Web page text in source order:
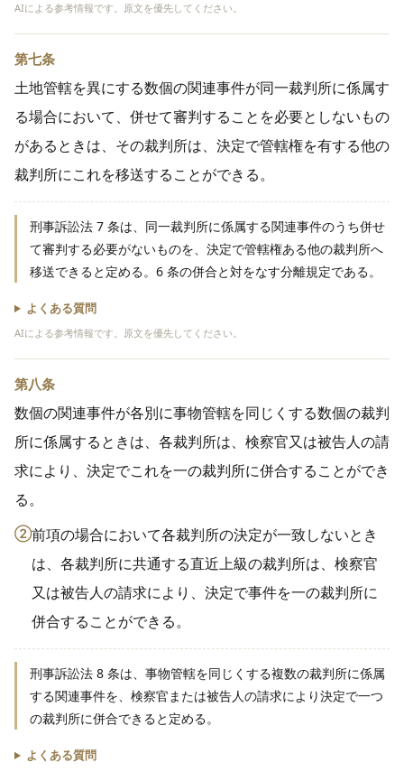
AIによる参考情報です。原文を優先してください。
第七条
土地管轄を異にする数個の関連事件が同一裁判所に係属す
る場合において、併せて審判することを必要としないもの
があるときは、その裁判所は、決定で管轄権を有する他の
裁判所にこれを移送することができる。
刑事訴訟法 7 条は、同一裁判所に係属する関連事件のうち併せ
て審判する必要がないものを、決定で管轄権ある他の裁判所へ
移送できると定める。6 条の併合と対をなす分離規定である。
よくある質問
AIによる参考情報です。原文を優先してください。
第八条
数個の関連事件が各別に事物管轄を同じくする数個の裁判
所に係属するときは、各裁判所は、検察官又は被告人の請
求により、決定でこれを一の裁判所に併合することができ
る。
②前項の場合において各裁判所の決定が一致しないとき
は、各裁判所に共通する直近上級の裁判所は、検察官
又は被告人の請求により、決定で事件を一の裁判所に
併合することができる。
刑事訴訟法 8 条は、事物管轄を同じくする複数の裁判所に係属
する関連事件を、検察官または被告人の請求により決定で一つ
の裁判所に併合できると定める。
よくある質問